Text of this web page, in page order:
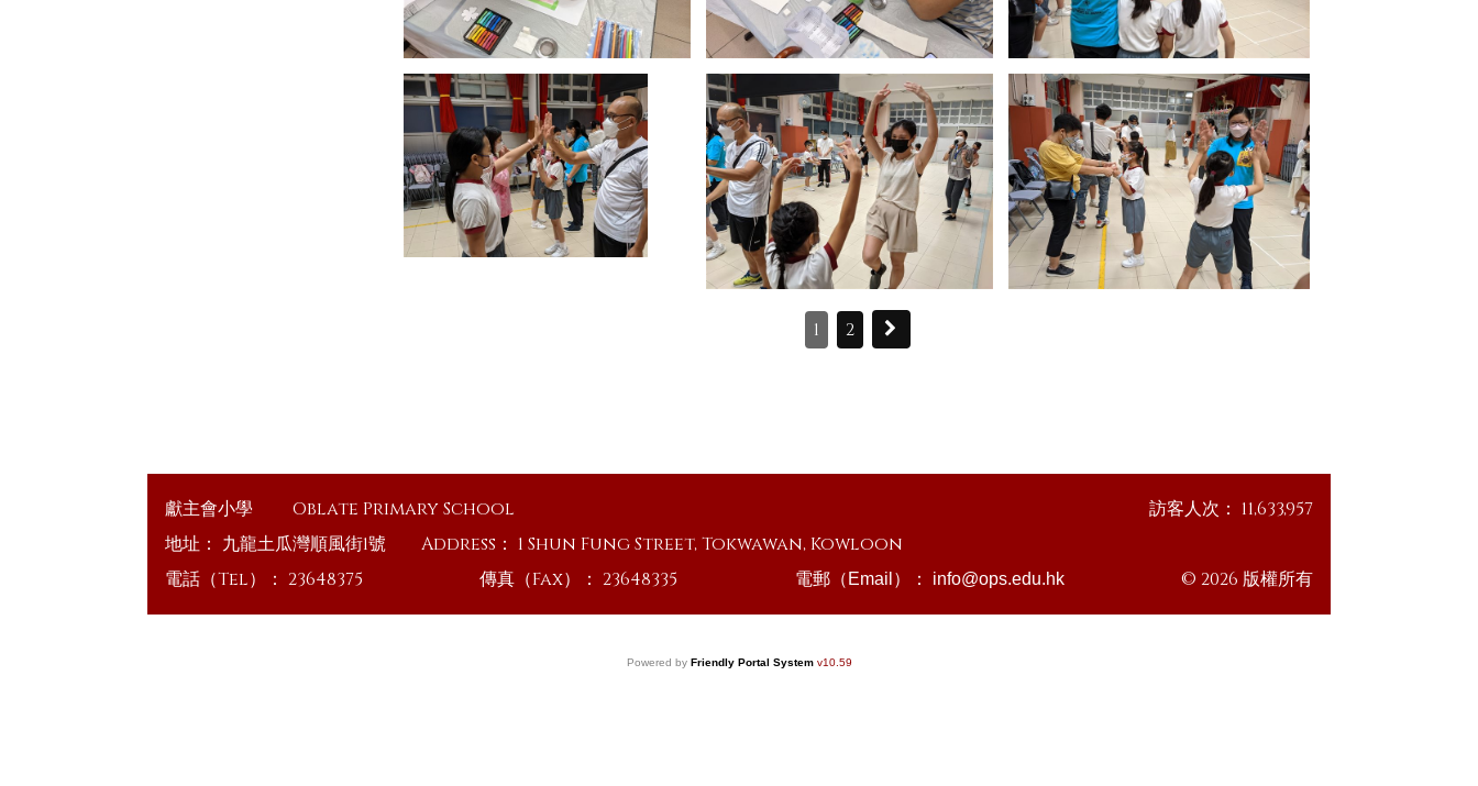
1 2
獻主會小學 Oblate Primary School 訪客人次： 11,633,957
地址： 九龍土瓜灣順風街1號 Address： 1 Shun Fung Street, Tokwawan, Kowloon
電話（Tel）： 23648375 傳真（Fax）： 23648335 電郵（Email）： info@ops.edu.hk © 2026 版權所有
Powered by Friendly Portal System v10.59